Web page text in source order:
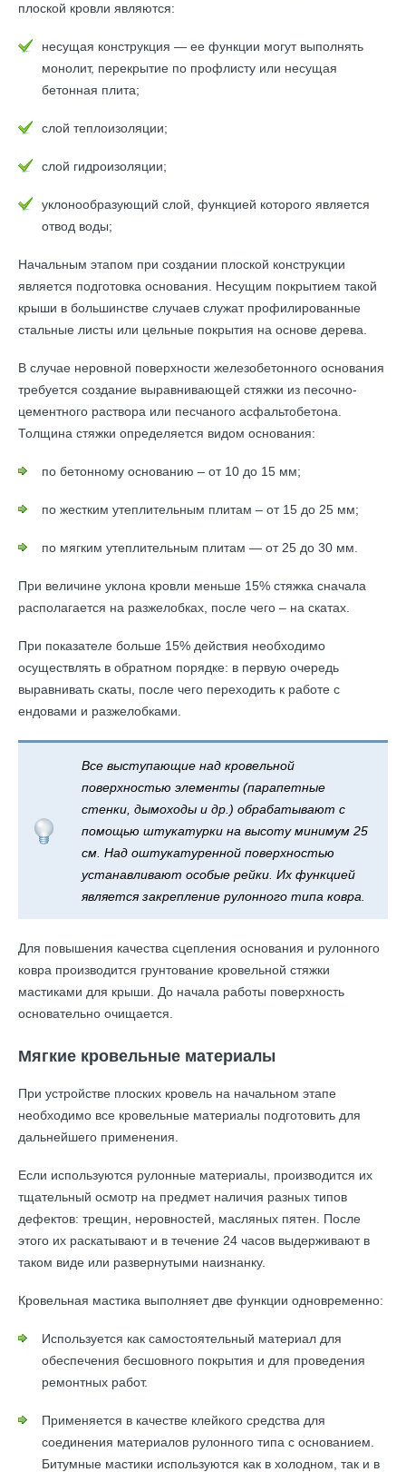
плоской кровли являются:
несущая конструкция — ее функции могут выполнять
монолит, перекрытие по профлисту или несущая
бетонная плита;
слой теплоизоляции;
слой гидроизоляции;
уклонообразующий слой, функцией которого является
отвод воды;
Начальным этапом при создании плоской конструкции
является подготовка основания. Несущим покрытием такой
крыши в большинстве случаев служат профилированные
стальные листы или цельные покрытия на основе дерева.
В случае неровной поверхности железобетонного основания
требуется создание выравнивающей стяжки из песочно-
цементного раствора или песчаного асфальтобетона.
Толщина стяжки определяется видом основания:
по бетонному основанию – от 10 до 15 мм;
по жестким утеплительным плитам – от 15 до 25 мм;
по мягким утеплительным плитам — от 25 до 30 мм.
При величине уклона кровли меньше 15% стяжка сначала
располагается на разжелобках, после чего – на скатах.
При показателе больше 15% действия необходимо
осуществлять в обратном порядке: в первую очередь
выравнивать скаты, после чего переходить к работе с
ендовами и разжелобками.
Все выступающие над кровельной
поверхностью элементы (парапетные
стенки, дымоходы и др.) обрабатывают с
помощью штукатурки на высоту минимум 25
см. Над оштукатуренной поверхностью
устанавливают особые рейки. Их функцией
является закрепление рулонного типа ковра.
Для повышения качества сцепления основания и рулонного
ковра производится грунтование кровельной стяжки
мастиками для крыши. До начала работы поверхность
основательно очищается.
Мягкие кровельные материалы
При устройстве плоских кровель на начальном этапе
необходимо все кровельные материалы подготовить для
дальнейшего применения.
Если используются рулонные материалы, производится их
тщательный осмотр на предмет наличия разных типов
дефектов: трещин, неровностей, масляных пятен. После
этого их раскатывают и в течение 24 часов выдерживают в
таком виде или развернутыми наизнанку.
Кровельная мастика выполняет две функции одновременно:
Используется как самостоятельный материал для
обеспечения бесшовного покрытия и для проведения
ремонтных работ.
Применяется в качестве клейкого средства для
соединения материалов рулонного типа с основанием.
Битумные мастики используются как в холодном, так и в